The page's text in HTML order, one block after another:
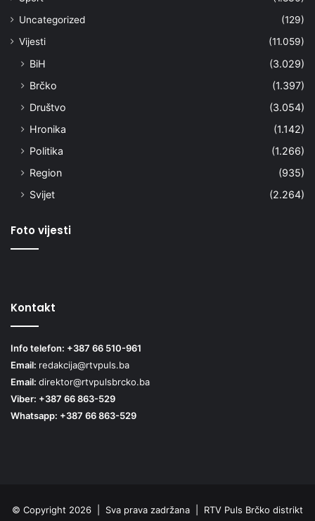
Uncategorized
(129)
Vijesti
(11.059)
BiH
(3.029)
Brčko
(1.397)
Društvo
(3.054)
Hronika
(1.142)
Politika
(1.266)
Region
(935)
Svijet
(2.264)
Foto vijesti
Kontakt
Info telefon: +387 66 510-961
Email: redakcija@rtvpuls.ba
Email: direktor@rtvpulsbrcko.ba
Viber: +387 66 863-529
Whatsapp: +387 66 863-529
© Copyright 2026 | Sva prava zadržana | RTV Puls Brčko distrikt